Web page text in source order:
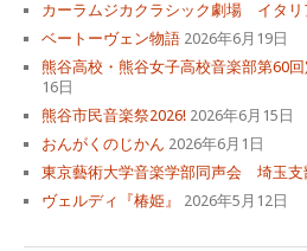
カーラムジカクラシック劇場 イタリ
ベートーヴェン物語 2026年6月19日
熊谷高校・熊谷女子高校音楽部第60
16日
熊谷市民音楽祭2026! 2026年6月15日
おんがくのじかん 2026年6月1日
東京藝術大学音楽学部同声会 埼玉支
ヴェルディ『椿姫』
2026年5月12日